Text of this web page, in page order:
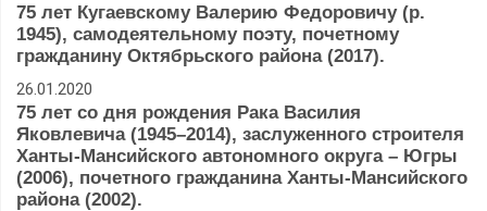
75 лет Кугаевскому Валерию Федоровичу (р.
1945), самодеятельному поэту, почетному
гражданину Октябрьского района (2017).
26.01.2020
75 лет со дня рождения Рака Василия
Яковлевича (1945–2014), заслуженного строителя
Ханты-Мансийского автономного округа – Югры
(2006), почетного гражданина Ханты-Мансийского
района (2002).